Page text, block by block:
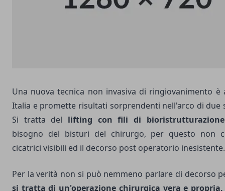
Una nuova tecnica non invasiva di ringiovanimento è
Italia e promette risultati sorprendenti nell'arco di due
Si tratta del lifting con fili di bioristrutturazione
bisogno del bisturi del chirurgo, per questo non
cicatrici visibili ed il decorso post operatorio inesistente.
Per la verità non si può nemmeno parlare di decorso
si tratta di un'operazione chirurgica vera e